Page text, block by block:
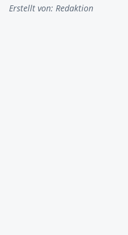
Erstellt von: Redaktion